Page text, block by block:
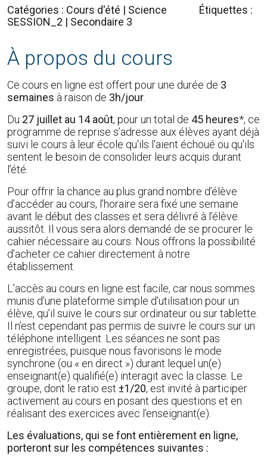
Catégories : Cours d'été | Science
Étiquettes :
SESSION_2 | Secondaire 3
À propos du cours
Ce cours en ligne est offert pour une durée de 3
semaines à raison de 3h/jour
Du 27 juillet au 14 août, pour un total de 45 heures*, ce
programme de reprise s’adresse aux élèves ayant déjà
suivi le cours à leur école qu'ils l'aient échoué ou qu'ils
sentent le besoin de consolider leurs acquis durant
l’été.
Pour offrir la chance au plus grand nombre d’élève
d’accéder au cours, l’horaire sera fixé une semaine
avant le début des classes et sera délivré à l’élève
aussitôt. Il vous sera alors demandé de se procurer le
cahier nécessaire au cours. Nous offrons la possibilité
d’acheter ce cahier directement à notre
établissement.
L’accès au cours en ligne est facile, car nous sommes
munis d’une plateforme simple d’utilisation pour un
élève, qu’il suive le cours sur ordinateur ou sur tablette.
Il n’est cependant pas permis de suivre le cours sur un
téléphone intelligent. Les séances ne sont pas
enregistrées, puisque nous favorisons le mode
synchrone (ou « en direct ») durant lequel un(e)
enseignant(e) qualifié(e) interagit avec la classe. Le
groupe, dont le ratio est ±1/20, est invité à participer
activement au cours en posant des questions et en
réalisant des exercices avec l’enseignant(e).
Les évaluations, qui se font entièrement en ligne,
porteront sur les compétences suivantes :